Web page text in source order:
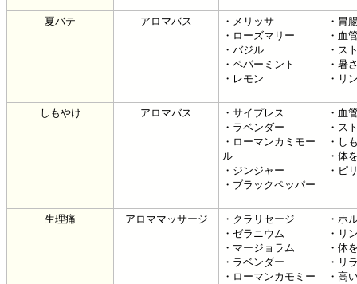
夏バテ アロマバス
・メリッサ
・ローズマリー
・バジル
・ペパーミント
・レモン
・胃
・血
・ス
・暑
・リ
しもやけ アロマバス
・サイプレス
・ラベンダー
・ローマンカミモー
ル
・ジンジャー
・ブラックペッパー
・血
・ス
・し
・体
・ピ
生理痛 アロママッサージ
・クラリセージ
・ゼラニウム
・マージョラム
・ラベンダー
・ローマンカモミー
・ホ
・リ
・体
・リ
・高